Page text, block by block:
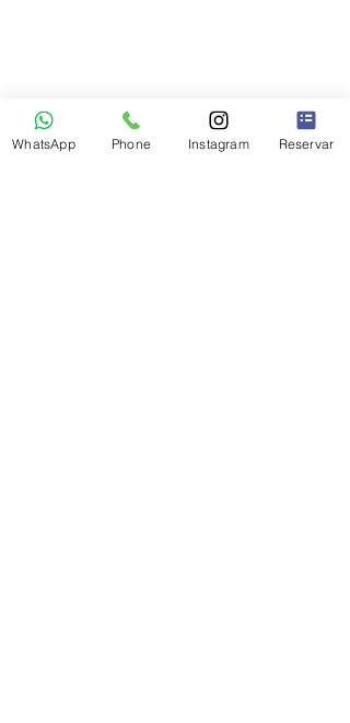
WhatsApp Phone Instagram Reservar